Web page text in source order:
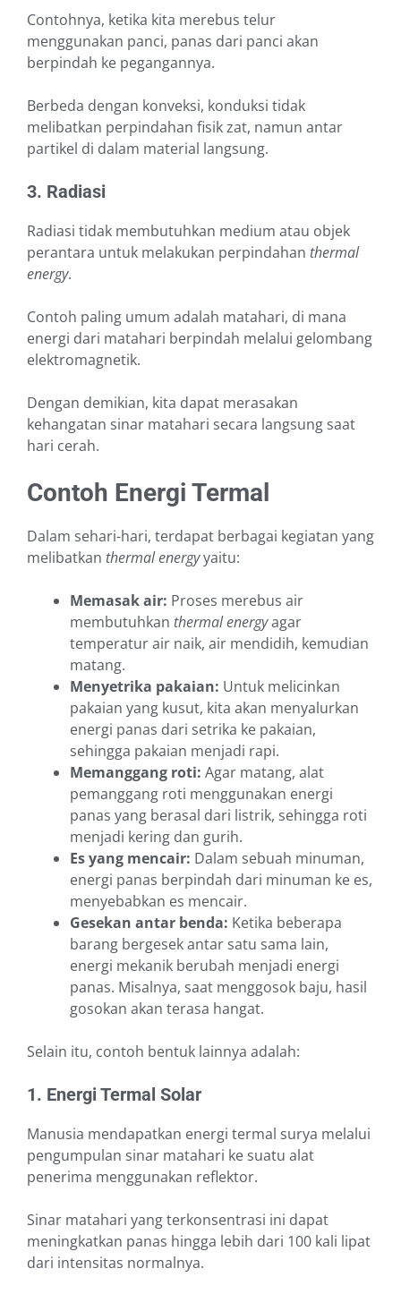
Contohnya, ketika kita merebus telur
menggunakan panci, panas dari panci akan
berpindah ke pegangannya.
Berbeda dengan konveksi, konduksi tidak
melibatkan perpindahan fisik zat, namun antar
partikel di dalam material langsung.
3. Radiasi
Radiasi tidak membutuhkan medium atau objek
perantara untuk melakukan perpindahan thermal
energy.
Contoh paling umum adalah matahari, di mana
energi dari matahari berpindah melalui gelombang
elektromagnetik.
Dengan demikian, kita dapat merasakan
kehangatan sinar matahari secara langsung saat
hari cerah.
Contoh Energi Termal
Dalam sehari-hari, terdapat berbagai kegiatan yang
melibatkan thermal energyyaitu:
Memasak air: Proses merebus air
membutuhkan thermal energyagar
temperatur air naik, air mendidih, kemudian
matang.
Menyetrika pakaian: Untuk melicinkan
pakaian yang kusut, kita akan menyalurkan
energi panas dari setrika ke pakaian,
sehingga pakaian menjadi rapi.
Memanggang roti: Agar matang, alat
pemanggang roti menggunakan energi
panas yang berasal dari listrik, sehingga roti
menjadi kering dan gurih.
Es yang mencair: Dalam sebuah minuman,
energi panas berpindah dari minuman ke es,
menyebabkan es mencair.
Gesekan antar benda: Ketika beberapa
barang bergesek antar satu sama lain,
energi mekanik berubah menjadi energi
panas. Misalnya, saat menggosok baju, hasil
gosokan akan terasa hangat.
Selain itu, contoh bentuk lainnya adalah:
1. Energi Termal Solar
Manusia mendapatkan energi termal surya melalui
pengumpulan sinar matahari ke suatu alat
penerima menggunakan reflektor.
Sinar matahari yang terkonsentrasi ini dapat
meningkatkan panas hingga lebih dari 100 kali lipat
dari intensitas normalnya.